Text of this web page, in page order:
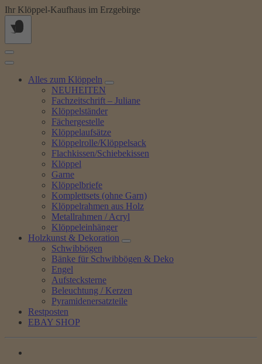
Springe
zum
Inhalt
Ihr Klöppel-Kaufhaus im Erzgebirge
Alles zum Klöppeln
NEUHEITEN
Fachzeitschrift – Juliane
Klöppelständer
Fächergestelle
Klöppelaufsätze
Klöppelrolle/Klöppelsack
Flachkissen/Schiebekissen
Klöppel
Garne
Klöppelbriefe
Komplettsets (ohne Garn)
Klöppelrahmen aus Holz
Metallrahmen / Acryl
Klöppeleinhänger
Holzkunst & Dekoration
Schwibbögen
Bänke für Schwibbögen & Deko
Engel
Aufstecksterne
Beleuchtung / Kerzen
Pyramidenersatzteile
Restposten
EBAY SHOP